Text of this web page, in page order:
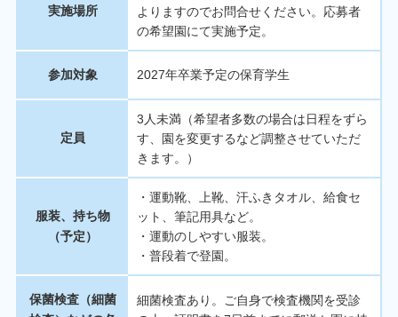
実施場所
よりますのでお問合せください。応募者
の希望園にて実施予定。
参加対象 2027年卒業予定の保育学生
定員
3人未満（希望者多数の場合は日程をずら
す、園を変更するなど調整させていただ
きます。）
服装、持ち物
（予定）
・運動靴、上靴、汗ふきタオル、給食セ
ット、筆記用具など。
・運動のしやすい服装。
・普段着で登園。
保菌検査（細菌
細菌検査あり。ご自身で検査機関を受診